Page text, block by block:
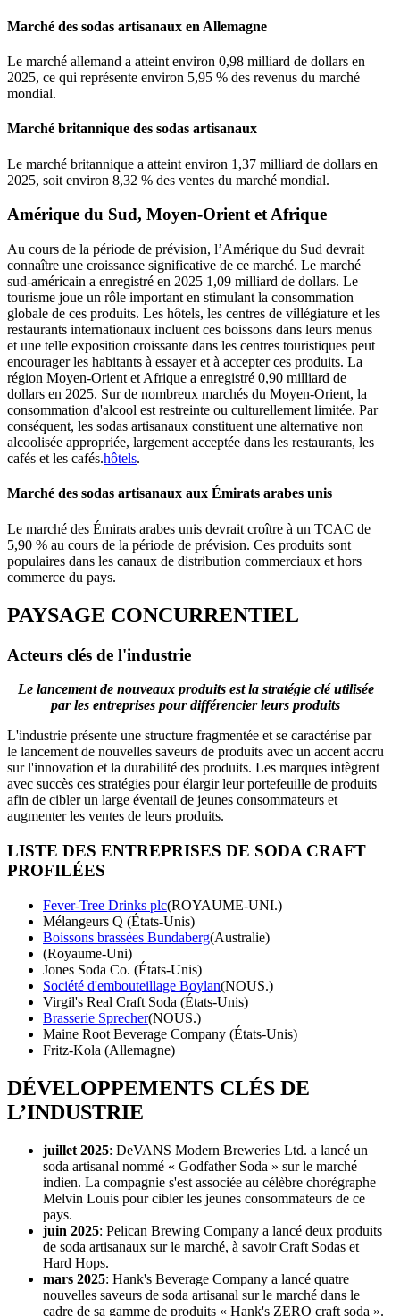
Marché des sodas artisanaux en Allemagne
Le marché allemand a atteint environ 0,98 milliard de dollars en
2025, ce qui représente environ 5,95 % des revenus du marché
mondial.
Marché britannique des sodas artisanaux
Le marché britannique a atteint environ 1,37 milliard de dollars en
2025, soit environ 8,32 % des ventes du marché mondial.
Amérique du Sud, Moyen-Orient et Afrique
Au cours de la période de prévision, l’Amérique du Sud devrait
connaître une croissance significative de ce marché. Le marché
sud-américain a enregistré en 2025 1,09 milliard de dollars. Le
tourisme joue un rôle important en stimulant la consommation
globale de ces produits. Les hôtels, les centres de villégiature et les
restaurants internationaux incluent ces boissons dans leurs menus
et une telle exposition croissante dans les centres touristiques peut
encourager les habitants à essayer et à accepter ces produits. La
région Moyen-Orient et Afrique a enregistré 0,90 milliard de
dollars en 2025. Sur de nombreux marchés du Moyen-Orient, la
consommation d'alcool est restreinte ou culturellement limitée. Par
conséquent, les sodas artisanaux constituent une alternative non
alcoolisée appropriée, largement acceptée dans les restaurants, les
cafés et les cafés.hôtels.
Marché des sodas artisanaux aux Émirats arabes unis
Le marché des Émirats arabes unis devrait croître à un TCAC de
5,90 % au cours de la période de prévision. Ces produits sont
populaires dans les canaux de distribution commerciaux et hors
commerce du pays.
PAYSAGE CONCURRENTIEL
Acteurs clés de l'industrie
Le lancement de nouveaux produits est la stratégie clé utilisée
par les entreprises pour différencier leurs produits
L'industrie présente une structure fragmentée et se caractérise par
le lancement de nouvelles saveurs de produits avec un accent accru
sur l'innovation et la durabilité des produits. Les marques intègrent
avec succès ces stratégies pour élargir leur portefeuille de produits
afin de cibler un large éventail de jeunes consommateurs et
augmenter les ventes de leurs produits.
LISTE DES ENTREPRISES DE SODA CRAFT
PROFILÉES
Fever-Tree Drinks plc(ROYAUME-UNI.)
Mélangeurs Q (États-Unis)
Boissons brassées Bundaberg(Australie)
(Royaume-Uni)
Jones Soda Co. (États-Unis)
Société d'embouteillage Boylan(NOUS.)
Virgil's Real Craft Soda (États-Unis)
Brasserie Sprecher(NOUS.)
Maine Root Beverage Company (États-Unis)
Fritz-Kola (Allemagne)
DÉVELOPPEMENTS CLÉS DE
L’INDUSTRIE
juillet 2025: DeVANS Modern Breweries Ltd. a lancé un
soda artisanal nommé « Godfather Soda » sur le marché
indien. La compagnie s'est associée au célèbre chorégraphe
Melvin Louis pour cibler les jeunes consommateurs de ce
pays.
juin 2025: Pelican Brewing Company a lancé deux produits
de soda artisanaux sur le marché, à savoir Craft Sodas et
Hard Hops.
mars 2025: Hank's Beverage Company a lancé quatre
nouvelles saveurs de soda artisanal sur le marché dans le
cadre de sa gamme de produits « Hank's ZERO craft soda ».